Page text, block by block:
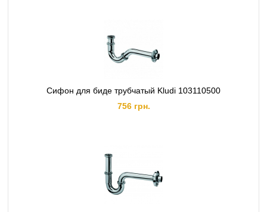
Сифон для биде трубчатый Kludi 103110500
756 грн.